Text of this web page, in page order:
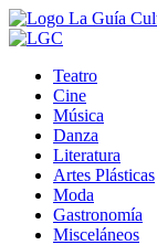
Teatro
Cine
Música
Danza
Literatura
Artes Plásticas
Moda
Gastronomía
Misceláneos